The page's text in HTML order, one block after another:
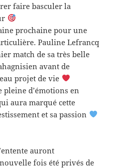
faire basculer la
prochaine pour une
Pauline Lefrancq
match de sa très belle
avant de
projet de vie
d’émotions en
aura marqué cette
et sa passion
auront
fois été privés de